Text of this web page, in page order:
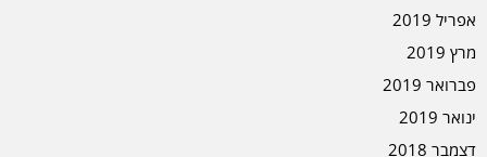
אפריל 2019
מרץ 2019
פברואר 2019
ינואר 2019
דצמבר 2018